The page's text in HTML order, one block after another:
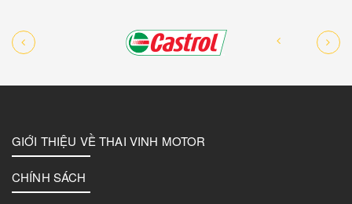
GIỚI THIỆU VỀ THAI VINH MOTOR
CHÍNH SÁCH